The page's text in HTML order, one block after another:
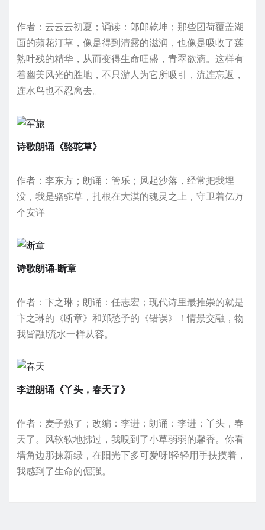
作者：云云云初夏；诵读：郎郎乾坤；那些团荷覆盖湖
面的蘋花汀草，像是得到清露的滋润，也像是吸收了莲
熟叶残的精华，从而变得生命旺盛，青翠欲滴。这样有
着幽美风光的胜地，不只游人为它所吸引，流连忘返，
连水鸟也不忍离去。
诗歌朗诵《骆驼草》
作者：李东方；朗诵：管乐；风起沙落，经常把我埋
没，我是骆驼草，扎根在大漠的魂灵之上，守卫着亿万
个安详
诗歌朗诵-断章
作者：卞之琳；朗诵：任志宏；现代诗里最推崇的就是
卞之琳的《断章》和郑愁予的《错误》！情景交融，物
我皆融!流水一样从容。
李进朗诵《丫头，春天了》
作者：麦子熟了；改编：李进；朗诵：李进；丫头，春
天了。风软软地拂过，我嗅到了小草弱弱的馨香。你看
墙角边那抹新绿，在阳光下多可爱呀!轻轻用手扶摸着，
我感到了生命的倔强。